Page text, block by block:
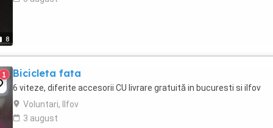
8
1 Bicicleta fata
6 viteze, diferite accesorii CU livrare gratuită in bucuresti si ilfov
Voluntari, Ilfov
3 august